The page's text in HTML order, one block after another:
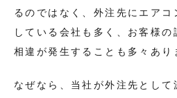
るのではなく、外注先にエアコ
している会社も多く、お客様の
相違が発生することも多々あり
なぜなら、当社が外注先として